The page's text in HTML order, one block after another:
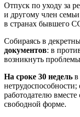
Отпуск по уходу за
и другому член
в странах бывшего
Собираясь в
документов: в
возникнуть
На сроке 30 недель в
нетрудоспособности;
работодателю
свободной форме.